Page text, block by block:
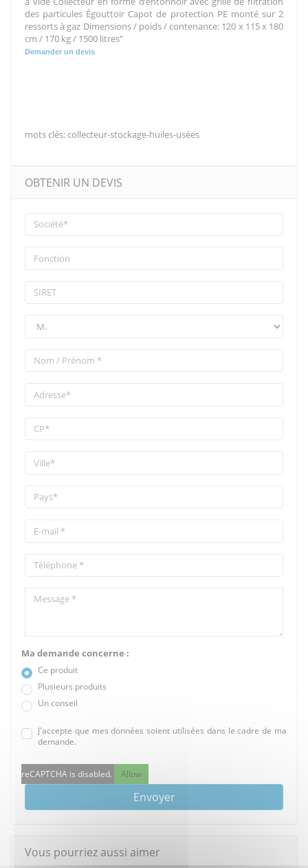
des particules Égouttoir Capot de protection PE monté sur 2
ressorts à gaz Dimensions / poids / contenance: 120 x 115 x 180
cm / 170 kg / 1500 litres"
Demander un devis
mots clés: collecteur-stockage-huiles-usées
OBTENIR UN DEVIS
Ma demande concerne :
Ce produit
Plusieurs produits
Un conseil
J'accepte que mes données soient utilisées dans le cadre de ma
demande.
reCAPTCHA is disabled. Allow
Envoyer
Vous pourriez aussi aimer